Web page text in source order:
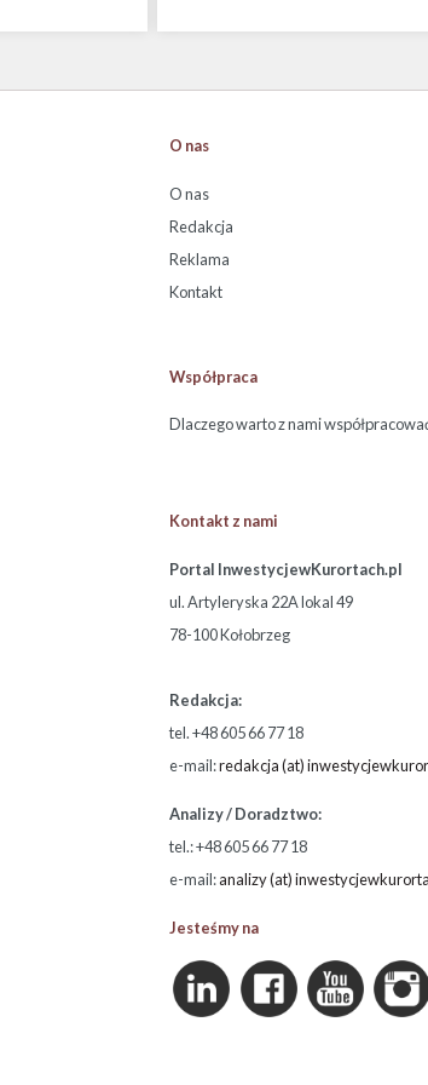
O nas
O nas
Redakcja
Reklama
Kontakt
Współpraca
Dlaczego warto z nami
Kontakt z nami
Portal InwestycjewKurortach.pl
ul. Artyleryska 22A lokal 49
78-100 Kołobrzeg
Redakcja:
tel. +48 605 66 77 18
e-mail:redakcja (at)
Analizy / Doradztwo:
tel.: +48 605 66 77 18
e-mail:analizy (at)
Jesteśmy na